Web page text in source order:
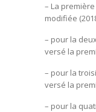
– La
modifiée
– pour la
versé la
– pour la
versé la
– pour la